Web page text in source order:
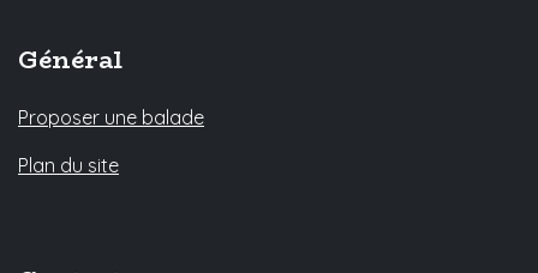
Général
Proposer une balade
Plan du site